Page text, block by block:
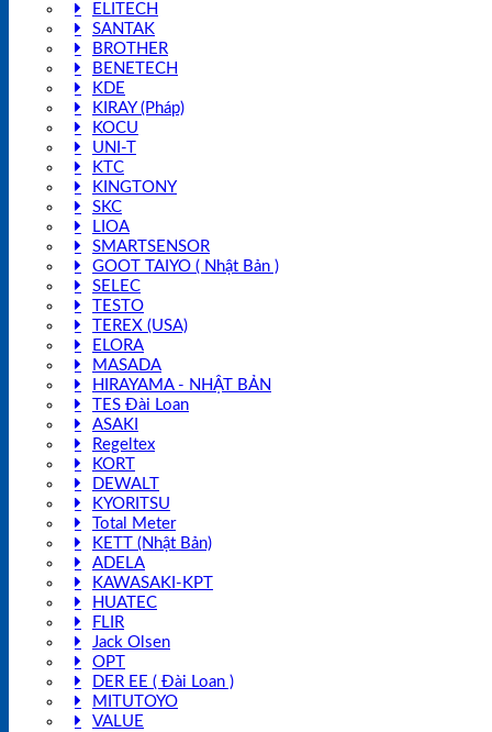
ELITECH
SANTAK
BROTHER
BENETECH
KDE
KIRAY (Pháp)
KOCU
UNI-T
KTC
KINGTONY
SKC
LIOA
SMARTSENSOR
GOOT TAIYO ( Nhật Bản )
SELEC
TESTO
TEREX (USA)
ELORA
MASADA
HIRAYAMA - NHẬT BẢN
TES Đài Loan
ASAKI
Regeltex
KORT
DEWALT
KYORITSU
Total Meter
KETT (Nhật Bản)
ADELA
KAWASAKI-KPT
HUATEC
FLIR
Jack Olsen
OPT
DER EE ( Đài Loan )
MITUTOYO
VALUE